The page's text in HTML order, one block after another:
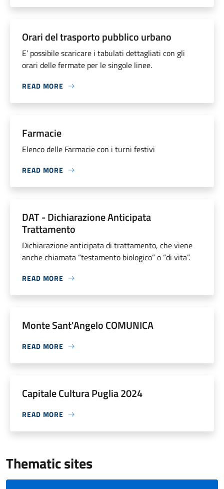
Orari del trasporto pubblico urbano
E’ possibile scaricare i tabulati dettagliati con gli
orari delle fermate per le singole linee.
READ MORE
Farmacie
Elenco delle Farmacie con i turni festivi
READ MORE
DAT - Dichiarazione Anticipata
Trattamento
Dichiarazione anticipata di trattamento, che viene
anche chiamata “testamento biologico” o “di vita”.
READ MORE
Monte Sant'Angelo COMUNICA
READ MORE
Capitale Cultura Puglia 2024
READ MORE
Thematic sites